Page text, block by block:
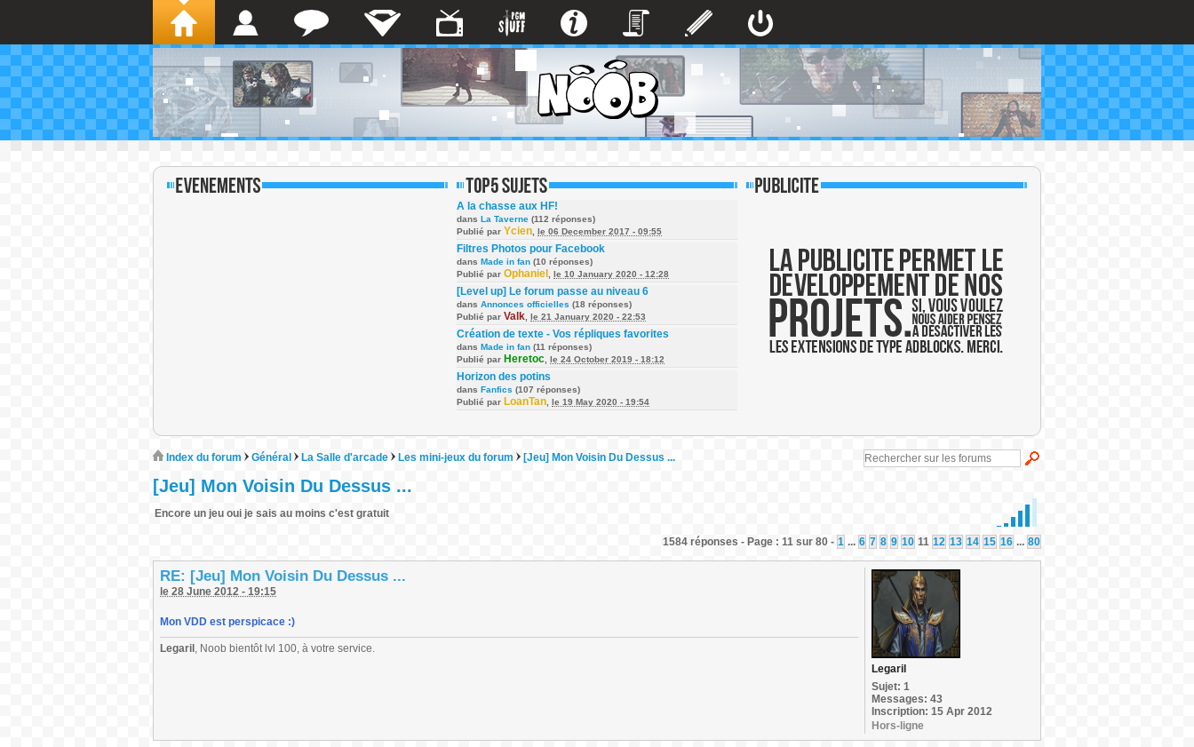
A la chasse aux HF!
dans La Taverne (112 réponses)
Publié par Ycien le 06 December 2017 - 09:55
Filtres Photos pour Facebook
dans Made in fan (10 réponses)
Publié par Ophaniel le 10 January 2020 - 12:28
[Level up] Le forum passe au niveau 6
dans Annonces officielles (18 réponses)
Publié par Valk le 21 January 2020 - 22:53
Création de texte - Vos répliques favorites
dans Made in fan (11 réponses)
Publié par Heretoc le 24 October 2019 - 18:12
Horizon des potins
dans Fanfics (107 réponses)
Publié par LoanTan le 19 May 2020 - 19:54
Index du forum Général La Salle d'arcade Les mini-jeux du forum [Jeu] Mon Voisin Du Dessus ...
[Jeu] Mon Voisin Du Dessus ...
Encore un jeu oui je sais au moins c'est gratuit
1584 réponses - Page : 11 sur 80 - 1 ... 6 7 8 9 10 11 12 13 14 15 16 ... 80
RE: [Jeu] Mon Voisin Du Dessus ...
le 28 June 2012 - 19:15
Mon VDD est perspicace :)
Legaril , Noob bientôt lvl 100, à votre service.
Legaril
Sujet: 1
Messages: 43
Inscription: 15 Apr 2012
Hors-ligne